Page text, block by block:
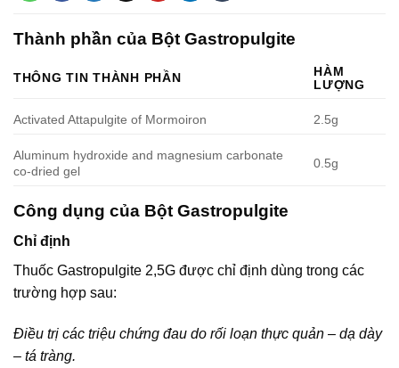
Thành phần của Bột Gastropulgite
THÔNG TIN THÀNH PHẦN
HÀM
LƯỢNG
Activated Attapulgite of Mormoiron 2.5g
Aluminum hydroxide and magnesium carbonate
co-dried gel
0.5g
Công dụng của Bột Gastropulgite
Chỉ định
Thuốc Gastropulgite 2,5G được chỉ định dùng trong các
trường hợp sau:
Ðiều trị các triệu chứng đau do rối loạn thực quản – dạ dày
– tá tràng.